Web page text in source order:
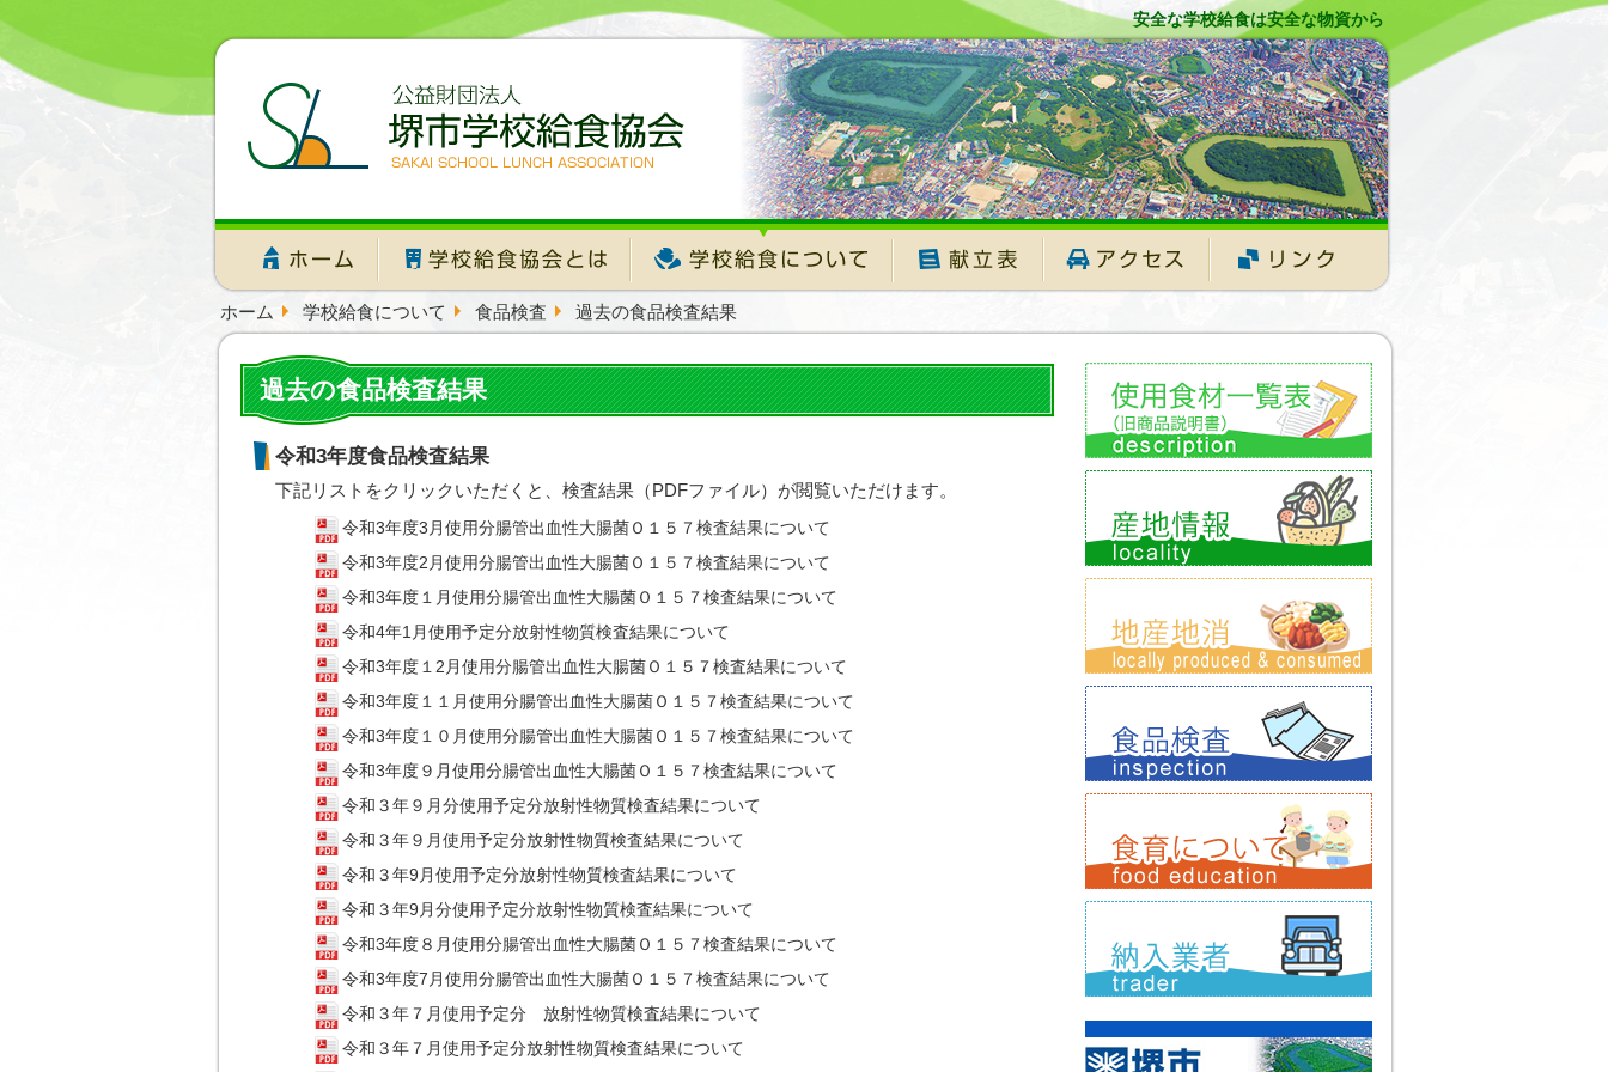
安全な学校給食は安全な物資から
ホーム 学校給食について 食品検査 過去の食品検査結果
過去の食品検査結果
令和3年度食品検査結果
下記リストをクリックいただくと、検査結果（PDFファイル）が閲覧いただけます。
令和3年度3月使用分腸管出血性大腸菌Ｏ１５７検査結果について
令和3年度2月使用分腸管出血性大腸菌Ｏ１５７検査結果について
令和3年度１月使用分腸管出血性大腸菌Ｏ１５７検査結果について
令和4年1月使用予定分放射性物質検査結果について
令和3年度１2月使用分腸管出血性大腸菌Ｏ１５７検査結果について
令和3年度１１月使用分腸管出血性大腸菌Ｏ１５７検査結果について
令和3年度１０月使用分腸管出血性大腸菌Ｏ１５７検査結果について
令和3年度９月使用分腸管出血性大腸菌Ｏ１５７検査結果について
令和３年９月分使用予定分放射性物質検査結果について
令和３年９月使用予定分放射性物質検査結果について
令和３年9月使用予定分放射性物質検査結果について
令和３年9月分使用予定分放射性物質検査結果について
令和3年度８月使用分腸管出血性大腸菌Ｏ１５７検査結果について
令和3年度7月使用分腸管出血性大腸菌Ｏ１５７検査結果について
令和３年７月使用予定分 放射性物質検査結果について
令和３年７月使用予定分放射性物質検査結果について